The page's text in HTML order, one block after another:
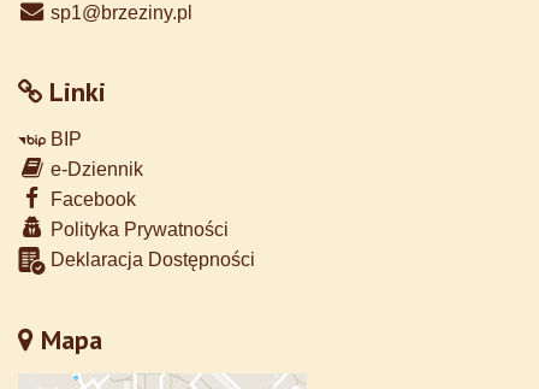
sp1@brzeziny.pl
Linki
BIP
e-Dziennik
Facebook
Polityka Prywatności
Deklaracja Dostępności
Mapa